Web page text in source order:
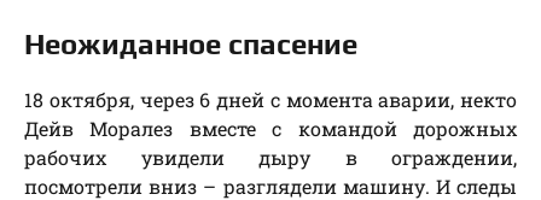
Неожиданное спасение
18 октября, через 6 дней с момента аварии, некто
Дейв Моралез вместе с командой дорожных
рабочих увидели дыру в ограждении,
посмотрели вниз – разглядели машину. И следы